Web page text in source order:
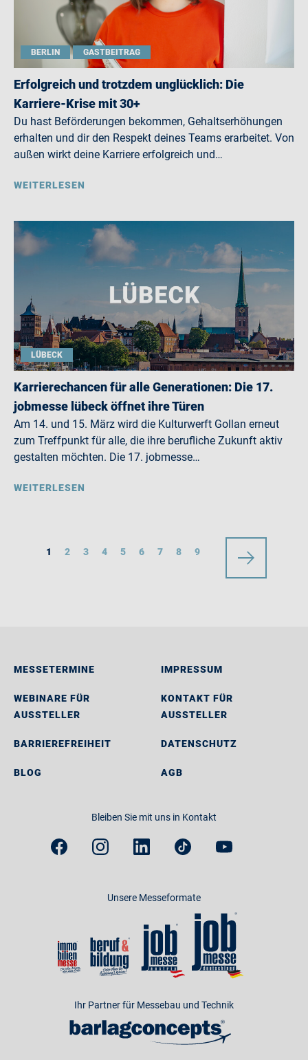
BERLIN GASTBEITRAG
Erfolgreich und trotzdem unglücklich: Die
Karriere-Krise mit 30+
Du hast Beförderungen bekommen, Gehaltserhöhungen
erhalten und dir den Respekt deines Teams erarbeitet. Von
außen wirkt deine Karriere erfolgreich und…
WEITERLESEN
LÜBECK
Karrierechancen für alle Generationen: Die 17.
jobmesse lübeck öffnet ihre Türen
Am 14. und 15. März wird die Kulturwerft Gollan erneut
zum Treffpunkt für alle, die ihre berufliche Zukunft aktiv
gestalten möchten. Die 17. jobmesse…
WEITERLESEN
1 2 3 4 5 6 7 8 9
MESSETERMINE
WEBINARE FÜR
AUSSTELLER
BARRIEREFREIHEIT
BLOG
IMPRESSUM
KONTAKT FÜR
AUSSTELLER
DATENSCHUTZ
AGB
Bleiben Sie mit uns in Kontakt
Unsere Messeformate
Ihr Partner für Messebau und Technik